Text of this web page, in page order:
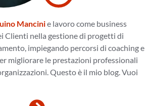
Mancinie lavoro come business
Clienti nella gestione di progetti di
impiegando percorsi di coaching e
migliorare le prestazioni professionali
Questo è il mio blog. Vuoi